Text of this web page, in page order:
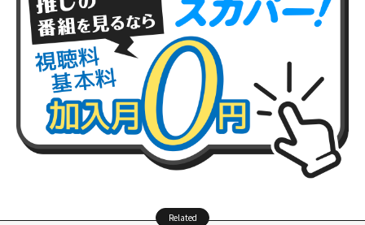
Related